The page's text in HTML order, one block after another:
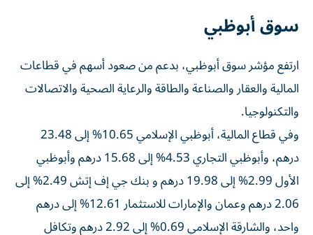
سوق أبوظبي
ارتفع مؤشر سوق أبوظبي، بدعم من صعود أسهم في قطاعات
المالية والعقار والصناعة والطاقة والرعاية الصحية والاتصالات
والتكنولوجيا.
وفي قطاع المالية، أبوظبي الإسلامي 10.65% إلى 23.48
درهم، وأبوظبي التجاري 4.53% إلى 15.68 درهم وأبوظبي
الأول 2.99% إلى 19.98 درهم و بنك جي إف إتش 2.49% إلى
2.06 درهم وعمان والإمارات للاستثمار 12.61% إلى درهم
واحد، والشارقة الإسلامي 0.69% إلى 2.92 درهم وتكافل